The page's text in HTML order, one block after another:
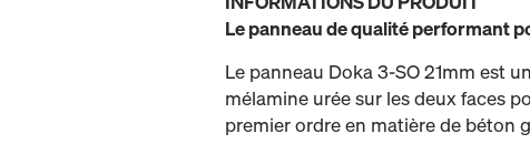
Le panneau de qualité performant
Le panneau Doka 3-SO 21mm est
mélamine urée sur les deux faces
premier ordre en matière de béton